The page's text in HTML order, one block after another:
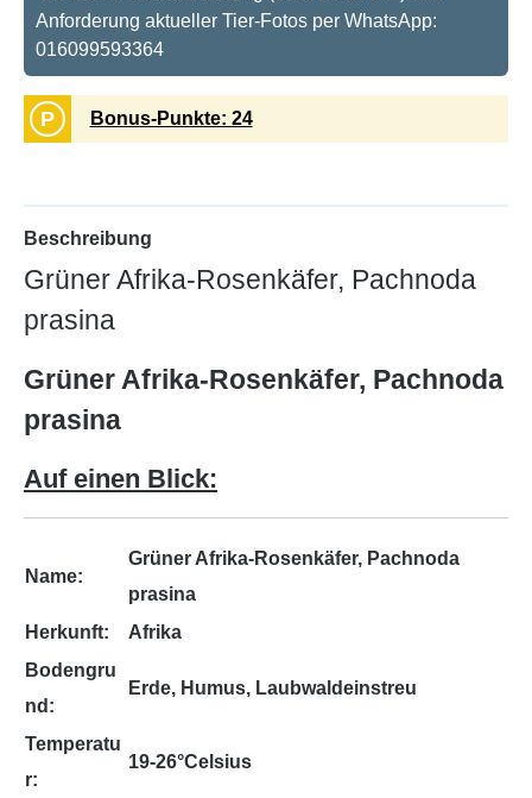
Anforderung aktueller Tier-Fotos per WhatsApp:
016099593364
P Bonus-Punkte: 24
Beschreibung
Grüner Afrika-Rosenkäfer, Pachnoda
prasina
Grüner Afrika-Rosenkäfer, Pachnoda
prasina
Auf einen Blick:
Name:
Grüner Afrika-Rosenkäfer, Pachnoda
prasina
Herkunft:
Afrika
Bodengru
nd:
Erde, Humus, Laubwaldeinstreu
Temperatu
r:
19-26°Celsius